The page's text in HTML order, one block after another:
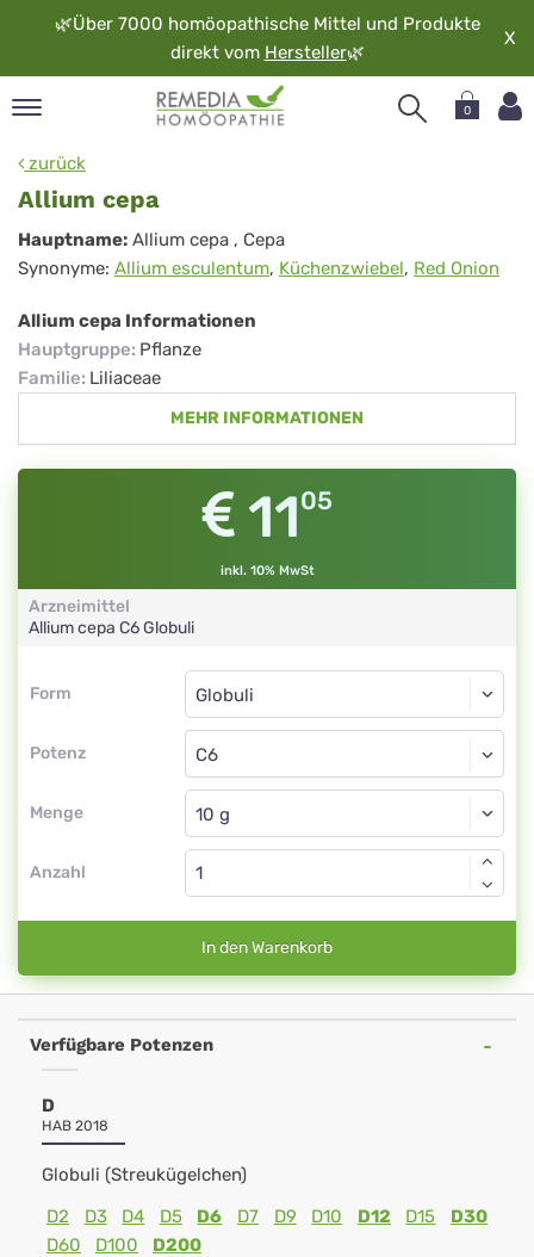
🌿Über 7000 homöopathische Mittel und Produkte
direkt vom Hersteller🌿
X
0
zurück
Allium cepa
Allium
cepa
Hauptname: Allium cepa , Cepa
Synonyme: Allium esculentum, Küchenzwiebel, Red Onion
Allium cepa Informationen
Hauptgruppe: Pflanze
Familie: Liliaceae
MEHR INFORMATIONEN
1105
inkl. 10% MwSt
Arzneimittel
Allium cepa C6Globuli
Form
Form
Potenz
Globuli
C6
Menge
Globuli
Anzahl
In den Warenkorb
Verfügbare Potenzen
D
HAB 2018
Globuli (Streukügelchen)
D2
D3 D4 D5 D6 D7 D9 D10 D12 D15
D30
D60
D100 D200